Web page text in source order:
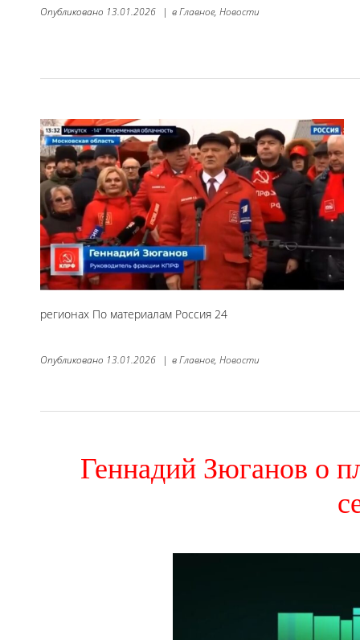
Опубликовано 13.01.2026 | вГлавное, Новости
регионах По материалам Россия 24
Опубликовано 13.01.2026 | вГлавное, Новости
Геннадий Зюганов о